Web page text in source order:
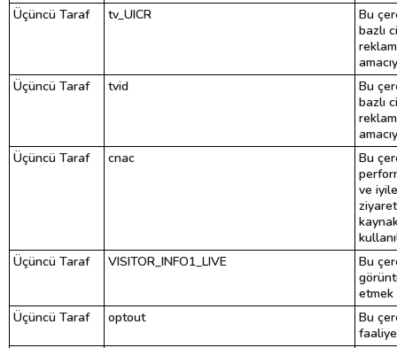
Üçüncü Taraf
tv_UICR
Bu
bazlı
Üçüncü Taraf
tvid
Bu
bazlı
Üçüncü Taraf
cnac
Bu
ve
Üçüncü Taraf
VISITOR_INFO1_LIVE
Bu
etmek
Üçüncü Taraf
optout
Bu